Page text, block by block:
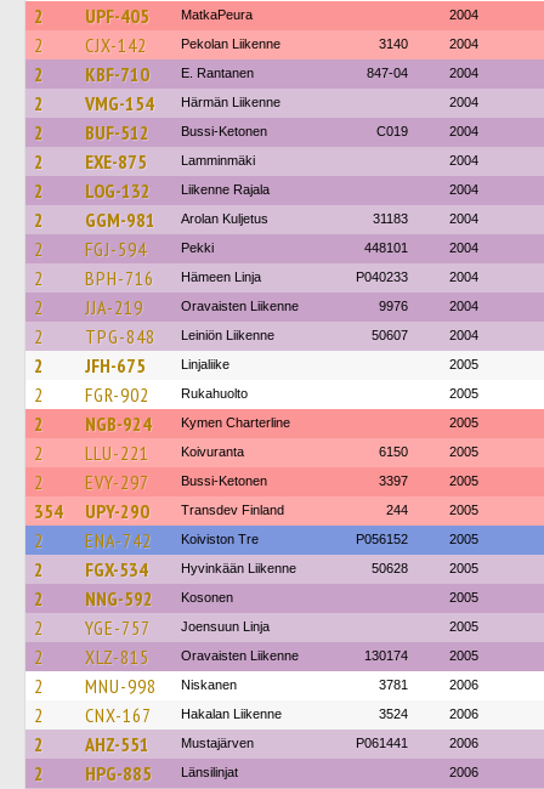
2 UPF-405 MatkaPeura 2004
2 CJX-142 Pekolan Liikenne 3140 2004
2 KBF-710 E. Rantanen 847-04 2004
2 VMG-154 Härmän Liikenne 2004
2 BUF-512 Bussi-Ketonen C019 2004
2 EXE-875 Lamminmäki 2004
2 LOG-132 Liikenne Rajala 2004
2 GGM-981 Arolan Kuljetus 31183 2004
2 FGJ-594 Pekki 448101 2004
2 BPH-716 Hämeen Linja P040233 2004
2 JJA-219 Oravaisten Liikenne 9976 2004
2 TPG-848 Leiniön Liikenne 50607 2004
2 JFH-675 Linjaliike 2005
2 FGR-902 Rukahuolto 2005
2 NGB-924 Kymen Charterline 2005
2 LLU-221 Koivuranta 6150 2005
2 EVY-297 Bussi-Ketonen 3397 2005
354 UPY-290 Transdev Finland 244 2005
2 ENA-742 Koiviston Tre P056152 2005
2 FGX-534 Hyvinkään Liikenne 50628 2005
2 NNG-592 Kosonen 2005
2 YGE-757 Joensuun Linja 2005
2 XLZ-815 Oravaisten Liikenne 130174 2005
2 MNU-998 Niskanen 3781 2006
2 CNX-167 Hakalan Liikenne 3524 2006
2 AHZ-551 Mustajärven P061441 2006
2 HPG-885 Länsilinjat 2006